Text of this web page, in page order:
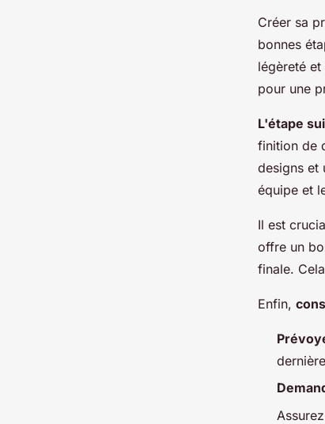
Créer sa
bonnes
légèreté
pour une
L'étape
finition de
designs et
équipe et
Il est
offre un
finale.
Enfin,